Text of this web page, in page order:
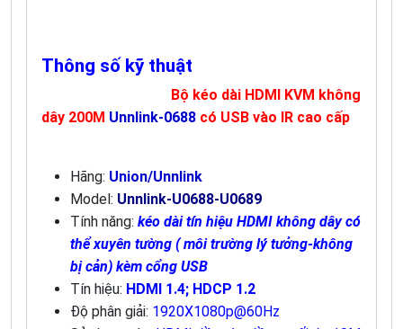
Thông số kỹ thuật
Bộ kéo dài HDMI KVM không
dây 200M Unnlink-0688 có USB vào IR cao cấp
Hãng: Union/Unnlink
Model: Unnlink-U0688-U0689
Tính năng: kéo dài tín hiệu HDMI không dâycó
thể xuyên tường ( môi trường lý tưởng-không
bị cản) kèm cổng USB
Tín hiệu: HDMI 1.4; HDCP 1.2
Độ phân giải: 1920X1080p@60Hz